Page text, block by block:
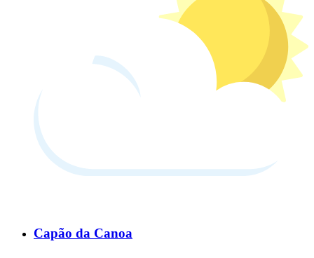
Capão da Canoa